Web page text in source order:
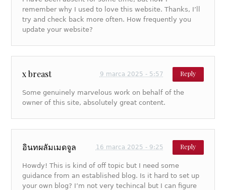
remember why I used to love this website. Thanks, I’ll
try and check back more often. How frequently you
update your website?
x breast Reply
9 marca 2025 - 5:57
Some genuinely marvelous work on behalf of the
owner of this site, absolutely great content.
อินทผลัมเมดจูล Reply
16 marca 2025 - 9:25
Howdy! This is kind of off topic but I need some
guidance from an established blog. Is it hard to set up
your own blog? I’m not very techincal but I can figure